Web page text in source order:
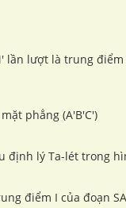
lần lượt là trung điểm
phẳng (A'B'C')
định lý Ta-lét trong
điểm I của đoạn